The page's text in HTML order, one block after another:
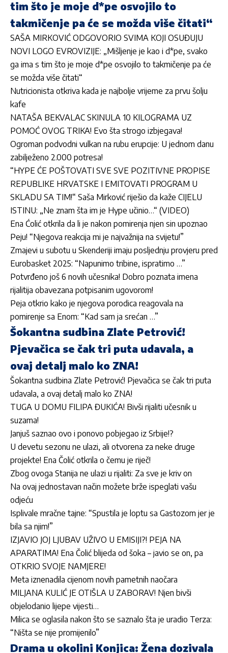
tim što je moje d*pe osvojilo to
takmičenje pa će se možda više čitati“
SAŠA MIRKOVIĆ ODGOVORIO SVIMA KOJI OSUĐUJU
NOVI LOGO EVROVIZIJE: „Mišljenje je kao i d*pe, svako
ga ima s tim što je moje d*pe osvojilo to takmičenje pa će
se možda više čitati“
Nutricionista otkriva kada je najbolje vrijeme za prvu šolju
kafe
NATAŠA BEKVALAC SKINULA 10 KILOGRAMA UZ
POMOĆ OVOG TRIKA! Evo šta strogo izbjegava!
Ogroman podvodni vulkan na rubu erupcije: U jednom danu
zabilježeno 2.000 potresa!
“HYPE ĆE POŠTOVATI SVE SVE POZITIVNE PROPISE
REPUBLIKE HRVATSKE I EMITOVATI PROGRAM U
SKLADU SA TIM!“ Saša Mirković riješio da kaže CIJELU
ISTINU: „Ne znam šta im je Hype učinio…“ (VIDEO)
Ena Ćolić otkrila da li je nakon pomirenja njen sin upoznao
Peju! “Njegova reakcija mi je najvažnija na svijetu!”
Zmajevi u subotu u Skenderiji imaju posljednju provjeru pred
Eurobasket 2025: “Napunimo tribine, ispratimo …”
Potvrđeno još 6 novih učesnika! Dobro poznata imena
rijalitija obavezana potpisanim ugovorom!
Peja otkrio kako je njegova porodica reagovala na
pomirenje sa Enom: “Kad sam ja srećan …”
Šokantna sudbina Zlate Petrović!
Pjevačica se čak tri puta udavala, a
ovaj detalj malo ko ZNA!
Šokantna sudbina Zlate Petrović! Pjevačica se čak tri puta
udavala, a ovaj detalj malo ko ZNA!
TUGA U DOMU FILIPA ĐUKIĆA! Bivši rijaliti učesnik u
suzama!
Janjuš saznao ovo i ponovo pobjegao iz Srbije!?
U devetu sezonu ne ulazi, ali otvorena za neke druge
projekte! Ena Čolić otkrila o čemu je riječ!
Zbog ovoga Stanija ne ulazi u rijaliti: Za sve je kriv on
Na ovaj jednostavan način možete brže ispeglati vašu
odjeću
Isplivale mračne tajne: “Spustila je loptu sa Gastozom jer je
bila sa njim!”
IZJAVIO JOJ LJUBAV UŽIVO U EMISIJI?! PEJA NA
APARATIMA! Ena Čolić blijeda od šoka – javio se on, pa
OTKRIO SVOJE NAMJERE!
Meta iznenadila cijenom novih pametnih naočara
MILJANA KULIĆ JE OTIŠLA U ZABORAV! Njen bivši
objelodanio lijepe vijesti…
Milica se oglasila nakon što se saznalo šta je uradio Terza:
“Ništa se nije promijenilo”
Drama u okolini Konjica: Žena dozivala